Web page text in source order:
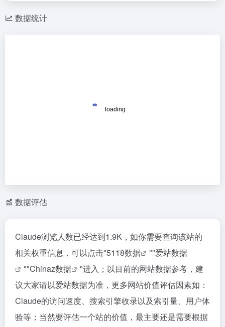
数据统计
数据评估
Claude浏览人数已经达到1.9K，如你需要查询该站的
相关权重信息，可以点击"5118数据 ""爱站数据
""Chinaz数据
"进入；以目前的网站数据参考，建
议大家请以爱站数据为准，更多网站价值评估因素如：
Claude的访问速度、搜索引擎收录以及索引量、用户体
验等；当然要评估一个站的价值，最主要还是需要根据